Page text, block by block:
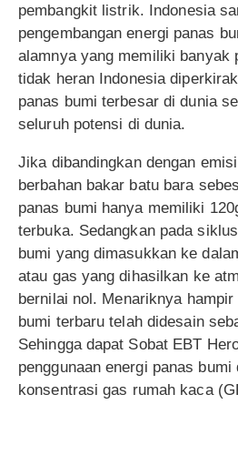
pembangkit listrik. Indonesia
pengembangan energi panas
alamnya yang memiliki banyak
tidak heran Indonesia
panas bumi terbesar di dunia
seluruh potensi di dunia.
Jika dibandingkan dengan
berbahan bakar batu bara
panas bumi hanya memiliki
terbuka. Sedangkan pada
bumi yang dimasukkan ke
atau gas yang dihasilkan ke
bernilai nol. Menariknya
bumi terbaru telah didesain
Sehingga dapat Sobat EBT
penggunaan energi panas bumi
konsentrasi gas rumah kaca